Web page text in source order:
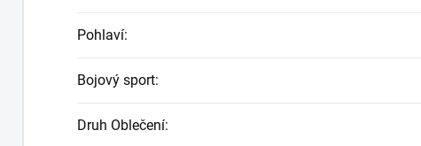
Pohlaví:
Bojový sport:
Druh Oblečení: